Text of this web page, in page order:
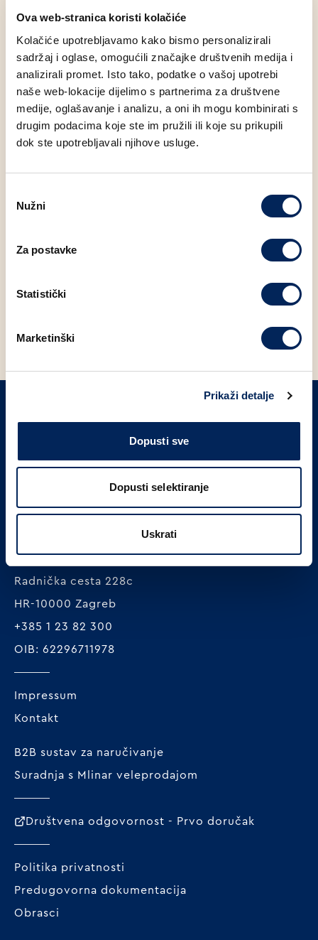
Ova web-stranica koristi kolačiće
Kolačiće upotrebljavamo kako bismo personalizirali
sadržaj i oglase, omogućili značajke društvenih medija i
analizirali promet. Isto tako, podatke o vašoj upotrebi
naše web-lokacije dijelimo s partnerima za društvene
medije, oglašavanje i analizu, a oni ih mogu kombinirati s
drugim podacima koje ste im pružili ili koje su prikupili
dok ste upotrebljavali njihove usluge.
pristanka
Nužni
Za postavke
Statistički
Marketinški
Prikaži detalje
Dopusti sve
Dopusti selektiranje
Uskrati
ekipom ili uživaš u dobroj savijači uz kavu, sada je
savršena prilika da ih isprobaš sve! I to po super cijeni!
Svakog dana te čekamo u Mlinaru, a ako si u pokretu –
naruči omiljenu savijaču i putem Wolta.
POVRATAK NA NOVOSTI
Prijavi se
MLINAR pekarska industrija d.o.o.
Radnička cesta 228c
HR-10000 Zagreb
+385 1 23 82 300
OIB: 62296711978
Impressum
Kontakt
B2B sustav za naručivanje
Suradnja s Mlinar veleprodajom
Društvena odgovornost - Prvo doručak
Politika privatnosti
Predugovorna dokumentacija
Obrasci